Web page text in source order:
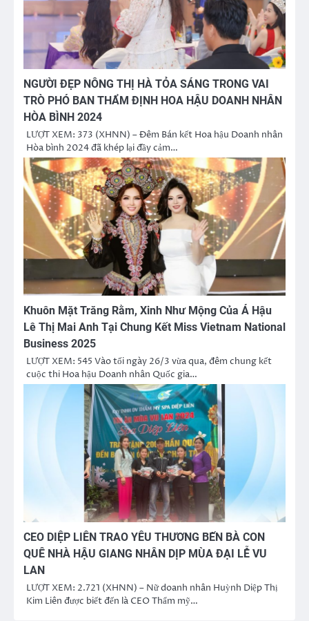
NGƯỜI ĐẸP NÔNG THỊ HÀ TỎA SÁNG TRONG VAI
TRÒ PHÓ BAN THẨM ĐỊNH HOA HẬU DOANH NHÂN
HÒA BÌNH 2024
LƯỢT XEM: 373 (XHNN) – Đêm Bán kết Hoa hậu Doanh nhân
Hòa bình 2024 đã khép lại đầy cảm…
Khuôn Mặt Trăng Rằm, Xinh Như Mộng Của Á Hậu
Lê Thị Mai Anh Tại Chung Kết Miss Vietnam National
Business 2025
LƯỢT XEM: 545 Vào tối ngày 26/3 vừa qua, đêm chung kết
cuộc thi Hoa hậu Doanh nhân Quốc gia…
CEO DIỆP LIÊN TRAO YÊU THƯƠNG BẾN BÀ CON
QUÊ NHÀ HẬU GIANG NHÂN DỊP MÙA ĐẠI LỄ VU
LAN
LƯỢT XEM: 2.721 (XHNN) – Nữ doanh nhân Huỳnh Diệp Thị
Kim Liên được biết đến là CEO Thẩm mỹ…